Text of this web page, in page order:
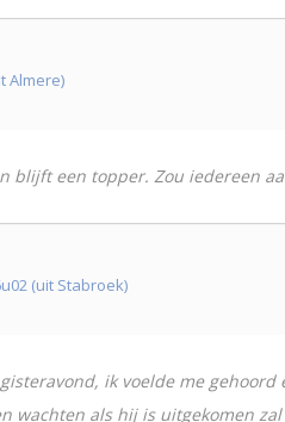
Almere)
een topper. Zou iedereen
(uit Stabroek)
ik voelde me
wachten als hij is uitgekomen